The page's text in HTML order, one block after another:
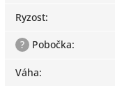
Ryzost:
?
Pobočka:
Váha: